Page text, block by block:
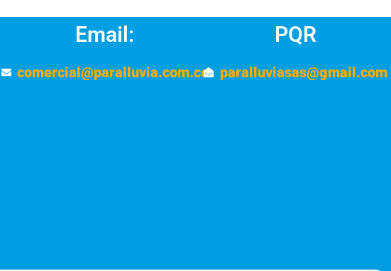
Email:
comercial@paralluvia.com.co
PQR
paralluviasas@gmail.com